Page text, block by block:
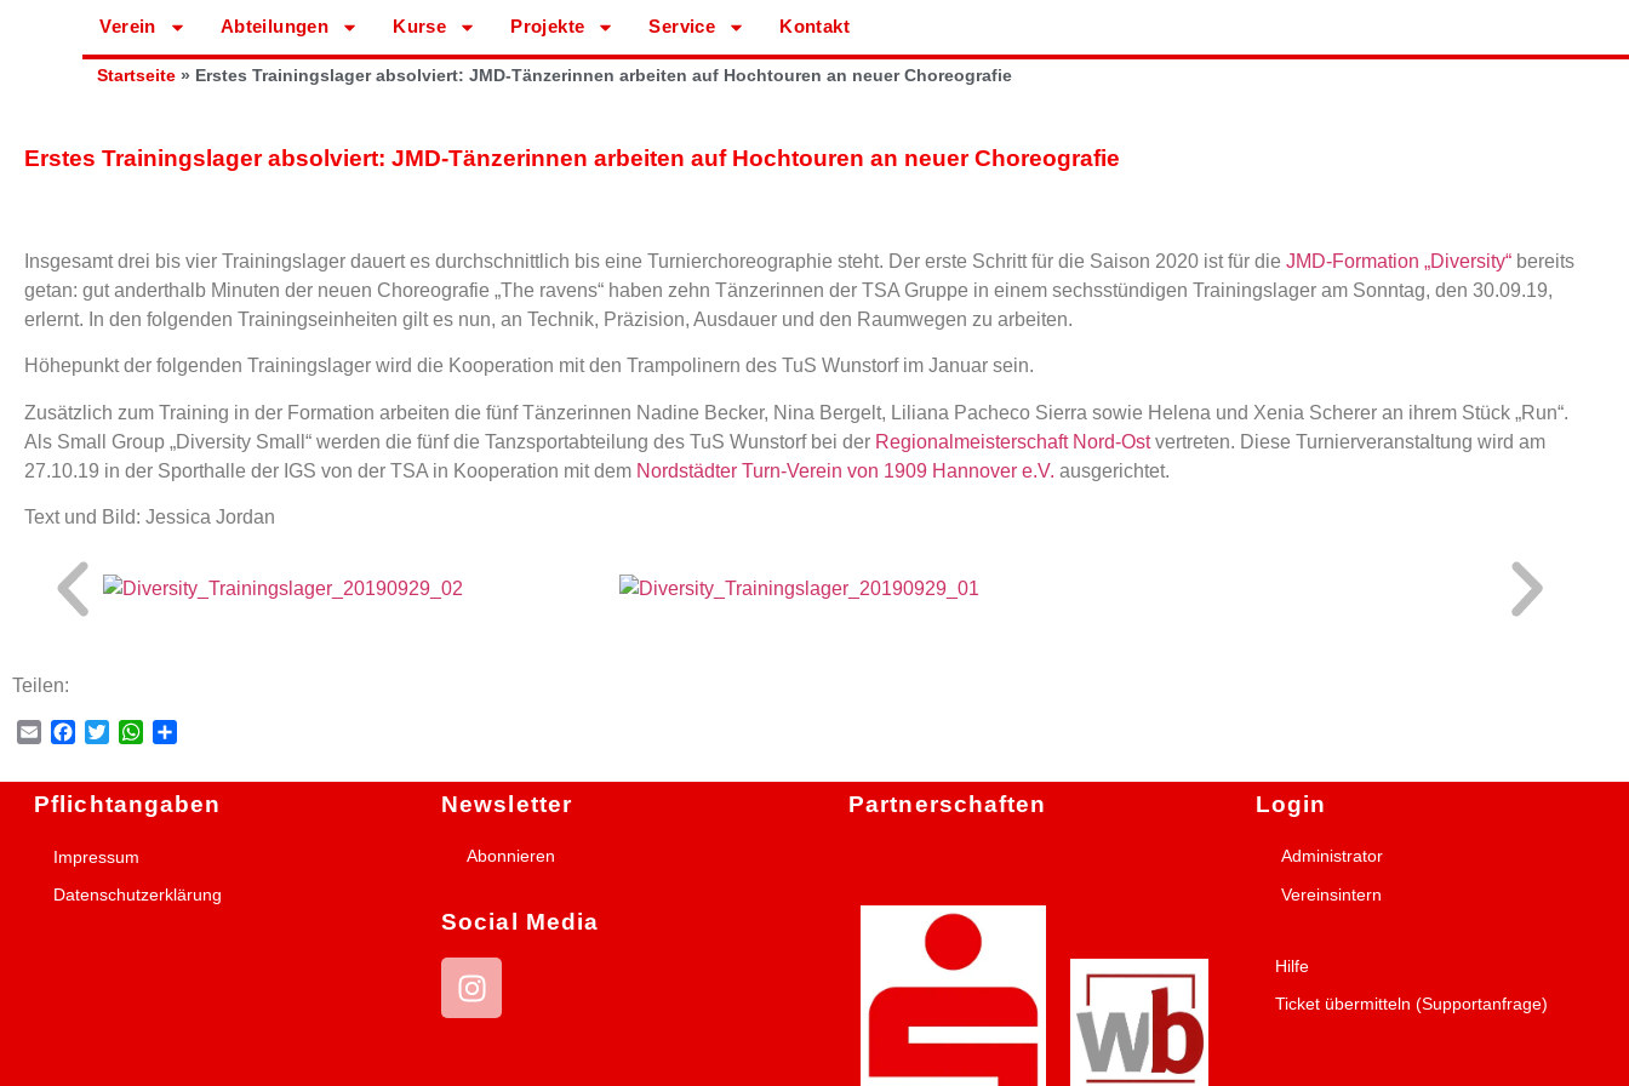
Verein Abteilungen Kurse Projekte Service Kontakt
Startseite » Erstes Trainingslager absolviert: JMD-Tänzerinnen arbeiten auf Hochtouren an neuer Choreografie
Erstes Trainingslager absolviert: JMD-Tänzerinnen arbeiten auf Hochtouren an neuer Choreografie
Insgesamt drei bis vier Trainingslager dauert es durchschnittlich bis eine Turnierchoreographie steht. Der erste Schritt für die Saison 2020 ist für die JMD-Formation „Diversity“ bereits
getan: gut anderthalb Minuten der neuen Choreografie „The ravens“ haben zehn Tänzerinnen der TSA Gruppe in einem sechsstündigen Trainingslager am Sonntag, den 30.09.19,
erlernt. In den folgenden Trainingseinheiten gilt es nun, an Technik, Präzision, Ausdauer und den Raumwegen zu arbeiten.
Höhepunkt der folgenden Trainingslager wird die Kooperation mit den Trampolinern des TuS Wunstorf im Januar sein.
Zusätzlich zum Training in der Formation arbeiten die fünf Tänzerinnen Nadine Becker, Nina Bergelt, Liliana Pacheco Sierra sowie Helena und Xenia Scherer an ihrem Stück „Run“.
Als Small Group „Diversity Small“ werden die fünf die Tanzsportabteilung des TuS Wunstorf bei der Regionalmeisterschaft Nord-Ostvertreten. Diese Turnierveranstaltung wird am
27.10.19 in der Sporthalle der IGS von der TSA in Kooperation mit dem Nordstädter Turn-Verein von 1909 Hannover e.V. ausgerichtet.
Text und Bild: Jessica Jordan
Teilen:
EmailFacebook
TwitterWhatsApp
Pflichtangaben
Impressum
Datenschutzerklärung
Newsletter
Abonnieren
Social Media
Partnerschaften Login
Administrator
Vereinsintern
Hilfe
Ticket übermitteln (Supportanfrage)